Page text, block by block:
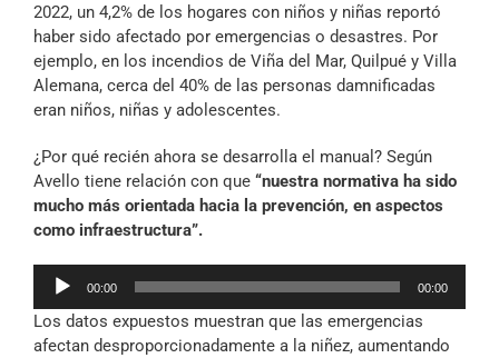
2022, un 4,2% de los hogares con niños y niñas reportó
haber sido afectado por emergencias o desastres. Por
ejemplo, en los incendios de Viña del Mar, Quilpué y Villa
Alemana, cerca del 40% de las personas damnificadas
eran niños, niñas y adolescentes.
¿Por qué recién ahora se desarrolla el manual? Según
Avello tiene relación con que “nuestra normativa ha sido
mucho más orientada hacia la prevención, en aspectos
como infraestructura”.
Reproductor
audio
00:00 00:00
Los datos expuestos muestran que las emergencias
afectan desproporcionadamente a la niñez, aumentando